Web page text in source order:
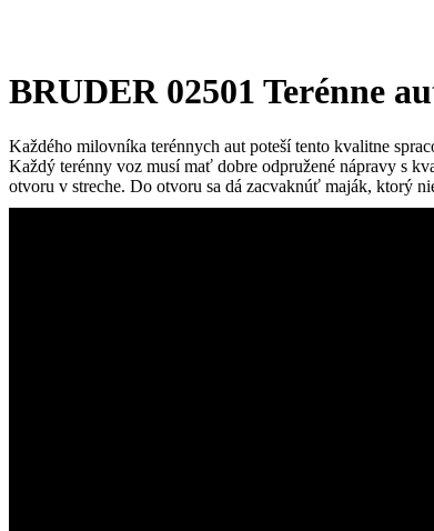
BRUDER 02501 Terénne
Každého milovníka terénnych aut poteší tento kvalitne
Každý terénny voz musí mať dobre odpružené nápravy s
otvoru v streche. Do otvoru sa dá zacvaknúť maják, ktorý